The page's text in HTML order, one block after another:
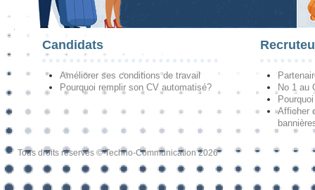
Candidats
Améliorer ses conditions de travail
Pourquoi remplir son CV automatisé?
No 1 au
Afficher
Tous droits réservés © Techno-Communication 2026